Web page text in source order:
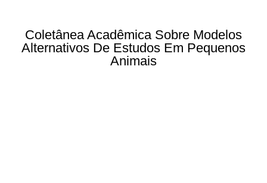
Coletânea Acadêmica Sobre Modelos
Alternativos De Estudos Em Pequenos
Animais